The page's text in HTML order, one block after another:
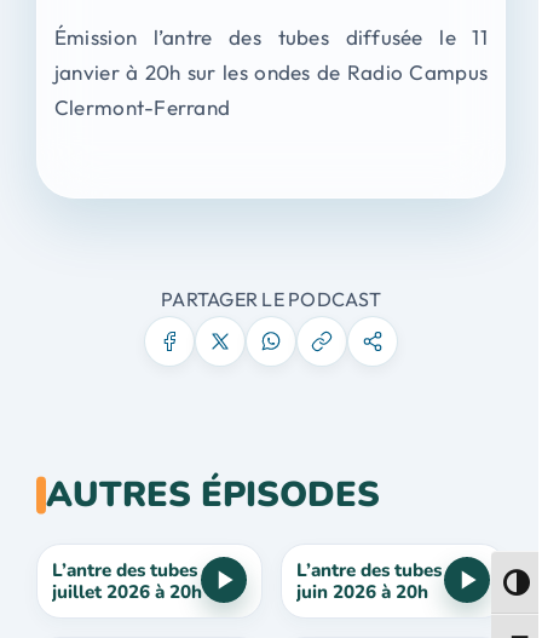
Émission l’antre des tubes diffusée le 11
janvier à 20h sur les ondes de Radio Campus
Clermont-Ferrand
PARTAGER LE PODCAST
AUTRES ÉPISODES
L’antre des tubes du 7
juillet 2026 à 20h
L’antre des tubes du 2
juin 2026 à 20h